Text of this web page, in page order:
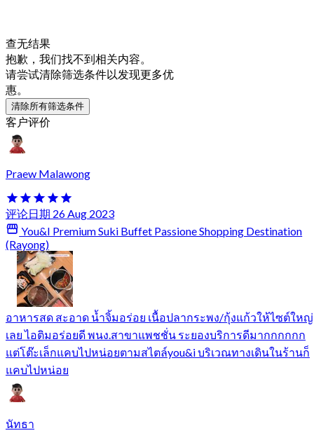
查无结果
抱歉，我们找不到相关内容。
请尝试清除筛选条件以发现更多优
惠。
清除所有筛选条件
客户评价
Praew Malawong
评论日期 26 Aug 2023
You&I Premium Suki Buffet Passione Shopping Destination
(Rayong)
อาหารสด สะอาด น้ำจิ้มอร่อย เนื้อปลากระพง/กุ้งแก้วให้ไซต์ใหญ่
เลย ไอติมอร่อยดี พนง.สาขาแพชชั่น ระยองบริการดีมากกกกกก
แต่โต๊ะเล็กแคบไปหน่อยตามสไตล์you&i บริเวณทางเดินในร้านก็
แคบไปหน่อย
นัทธา